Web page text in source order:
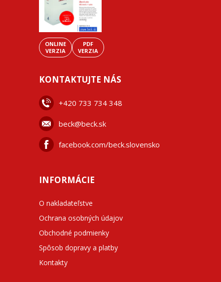
ONLINE
VERZIA
PDF
VERZIA
KONTAKTUJTE NÁS
+420 733 734 348
beck@beck.sk
facebook.com/beck.slovensko
INFORMÁCIE
O nakladateľstve
Ochrana osobných údajov
Obchodné podmienky
Spôsob dopravy a platby
Kontakty